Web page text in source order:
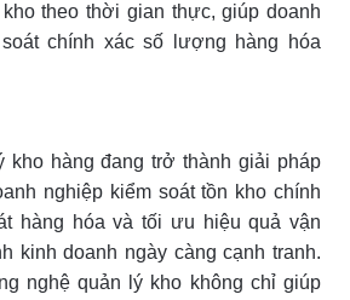
theo thời gian thực, giúp doanh
chính xác số lượng hàng hóa
kho hàng đang trở thành giải pháp
nghiệp kiểm soát tồn kho chính
hàng hóa và tối ưu hiệu quả vận
kinh doanh ngày càng cạnh tranh.
nghệ quản lý kho không chỉ giúp